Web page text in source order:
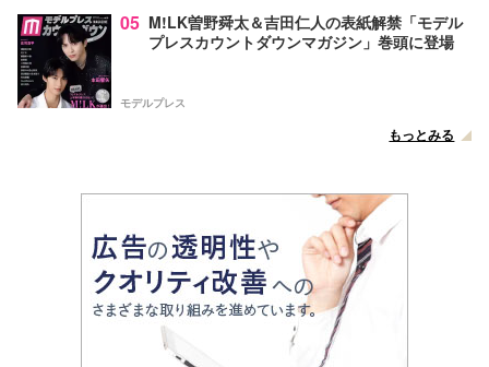
05 M!LK曽野舜太＆吉田仁人の表紙解禁「モデル
プレスカウントダウンマガジン」巻頭に登場
モデルプレス
もっとみる